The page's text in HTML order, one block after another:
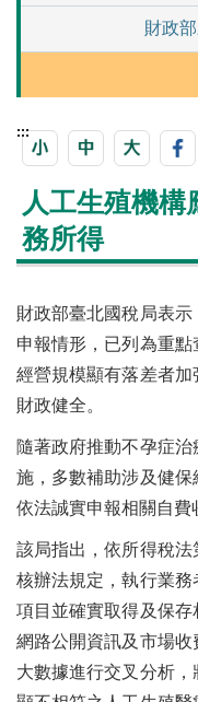
財政
:::
人工生殖機構
務所得
財政部臺北國稅局表
申報情形，已列為重
經營規模顯有落差者
財政健全。
隨著政府推動不孕症
施，多數補助涉及健
依法誠實申報相關自費
該局指出，依所得稅法
核辦法規定，執行業
項目並確實取得及保
網路公開資訊及市場
大數據進行交叉分析